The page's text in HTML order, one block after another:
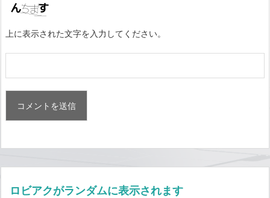
上に表示された文字を入力してください。
ロビアクがランダムに表示されます